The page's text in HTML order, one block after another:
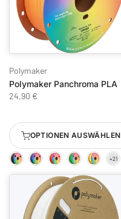
Polymaker
Polymaker Panchroma PLA
24,90 €
OPTIONEN AUSWÄHLEN